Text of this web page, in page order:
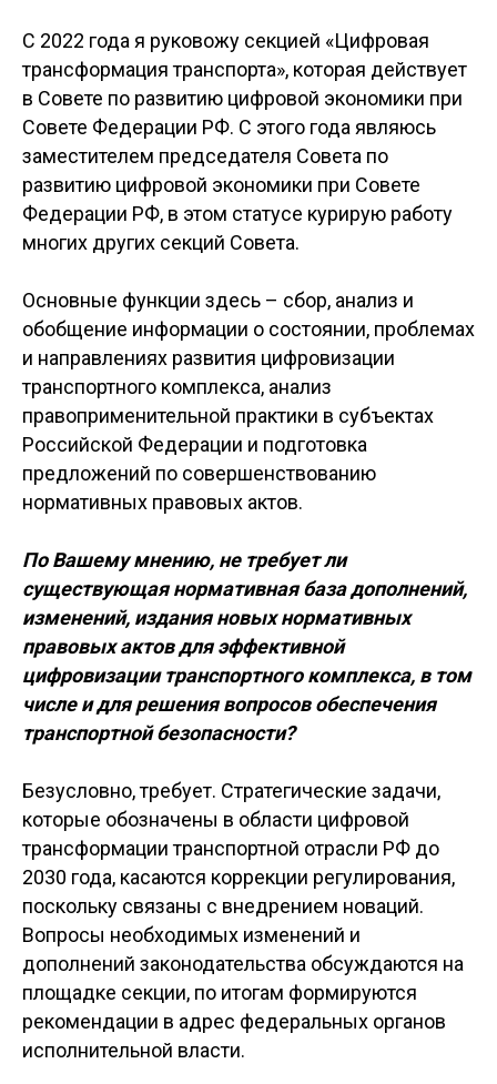
С 2022 года я руковожу секцией «Цифровая
трансформация транспорта», которая действует
в Совете по развитию цифровой экономики при
Совете Федерации РФ. С этого года являюсь
заместителем председателя Совета по
развитию цифровой экономики при Совете
Федерации РФ, в этом статусе курирую работу
многих других секций Совета.
Основные функции здесь – сбор, анализ и
обобщение информации о состоянии, проблемах
и направлениях развития цифровизации
транспортного комплекса, анализ
правоприменительной практики в субъектах
Российской Федерации и подготовка
предложений по совершенствованию
нормативных правовых актов.
По Вашему мнению, не требует ли
существующая нормативная база дополнений,
изменений, издания новых нормативных
правовых актов для эффективной
цифровизации транспортного комплекса, в том
числе и для решения вопросов обеспечения
транспортной безопасности?
Безусловно, требует. Стратегические задачи,
которые обозначены в области цифровой
трансформации транспортной отрасли РФ до
2030 года, касаются коррекции регулирования,
поскольку связаны с внедрением новаций.
Вопросы необходимых изменений и
дополнений законодательства обсуждаются на
площадке секции, по итогам формируются
рекомендации в адрес федеральных органов
исполнительной власти.